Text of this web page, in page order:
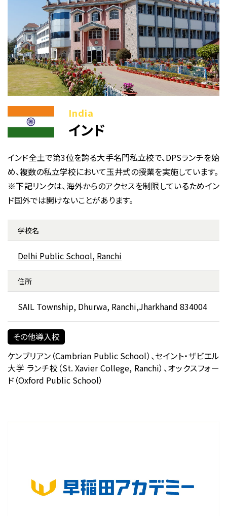
インド
インド全土で第3位を誇る大手名門私立校で、DPSランチを始
め、複数の私立学校において玉井式の授業を実施しています。
※下記リンクは、海外からのアクセスを制限しているためイン
ド国外では開けないことがあります。
学校名
Delhi Public School, Ranchi
住所
SAIL Township, Dhurwa, Ranchi,Jharkhand 834004
その他導入校
ケンブリアン（Cambrian Public School）、セイント・ザビエル
大学 ランチ校（St. Xavier College, Ranchi）、オックスフォー
ド（Oxford Public School）